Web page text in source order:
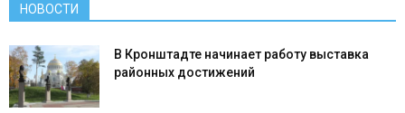
НОВОСТИ
В Кронштадте начинает работу выставка
районных достижений